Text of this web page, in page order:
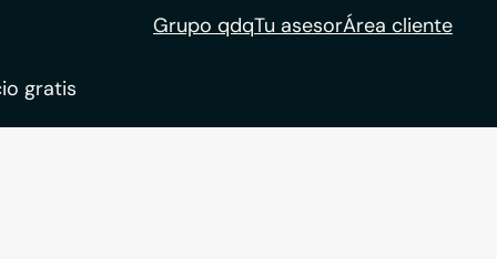
Grupo qdqTu asesorÁrea cliente
gratis